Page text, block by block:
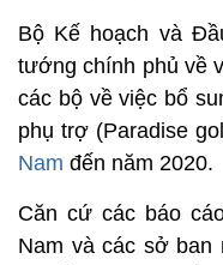
Bộ Kế hoạch và
tướng chính phủ về
các bộ về việc bổ
phụ trợ (Paradise
Nam đến năm 2020.
Căn cứ các báo
Nam và các sở ban